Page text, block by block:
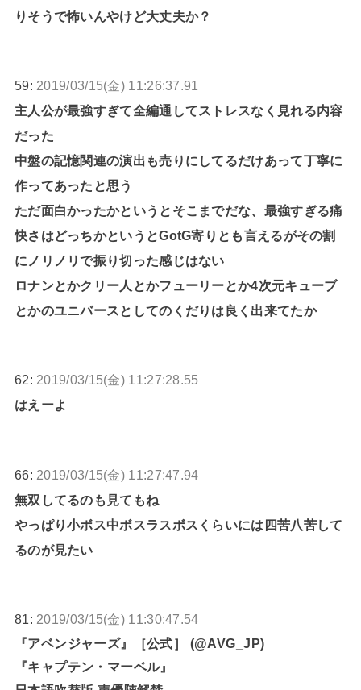
りそうで怖いんやけど大丈夫か？
59: 2019/03/15(金) 11:26:37.91
主人公が最強すぎて全編通してストレスなく見れる内容
だった
中盤の記憶関連の演出も売りにしてるだけあって丁寧に
作ってあったと思う
ただ面白かったかというとそこまでだな、最強すぎる痛
快さはどっちかというとGotG寄りとも言えるがその割
にノリノリで振り切った感じはない
ロナンとかクリー人とかフューリーとか4次元キューブ
とかのユニバースとしてのくだりは良く出来てたか
62: 2019/03/15(金) 11:27:28.55
はえーよ
66: 2019/03/15(金) 11:27:47.94
無双してるのも見てもね
やっぱり小ボス中ボスラスボスくらいには四苦八苦して
るのが見たい
81: 2019/03/15(金) 11:30:47.54
『アベンジャーズ』［公式］ (@AVG_JP)
『キャプテン・マーベル』